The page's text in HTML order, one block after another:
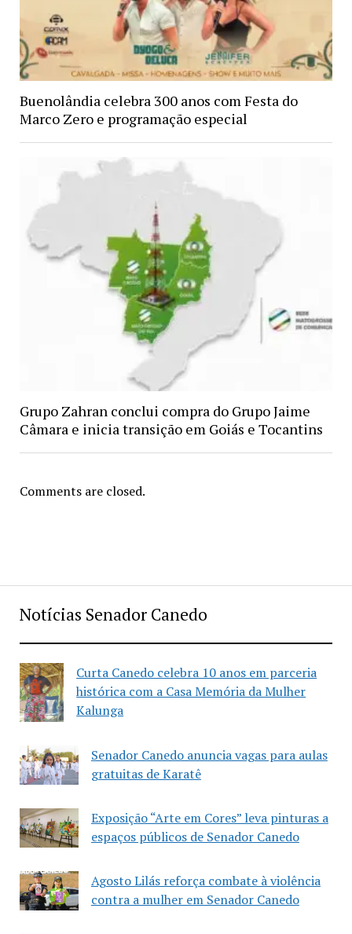
Notícias Senador Canedo
Curta Canedo celebra 10 anos em parceria
histórica com a Casa Memória da Mulher
Kalunga
Senador Canedo anuncia vagas para aulas
gratuitas de Karatê
Exposição “Arte em Cores” leva pinturas a
espaços públicos de Senador Canedo
Agosto Lilás reforça combate à violência
contra a mulher em Senador Canedo
Buenolândia celebra 300 anos com Festa do
Marco Zero e programação especial
Grupo Zahran conclui compra do Grupo Jaime
Câmara e inicia transição em Goiás e Tocantins
Comments are closed.